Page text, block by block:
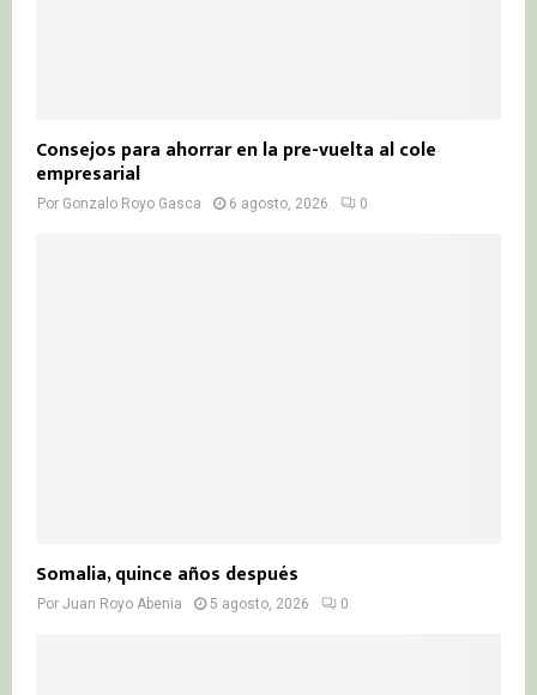
Consejos para ahorrar en la pre-vuelta al cole
empresarial
Por Gonzalo Royo Gasca 6 agosto, 2026 0
Somalia, quince años después
Por Juan Royo Abenia 5 agosto, 2026 0